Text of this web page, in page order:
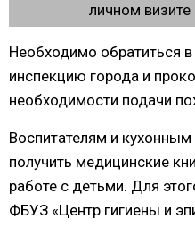
личном визите
Необходимо обратиться
инспекцию города и
необходимости подачи
Воспитателям и
получить медицинские
работе с детьми. Для
ФБУЗ «Центр гигиены и